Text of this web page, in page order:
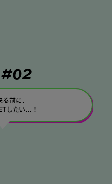
#02
前に、
したい…！